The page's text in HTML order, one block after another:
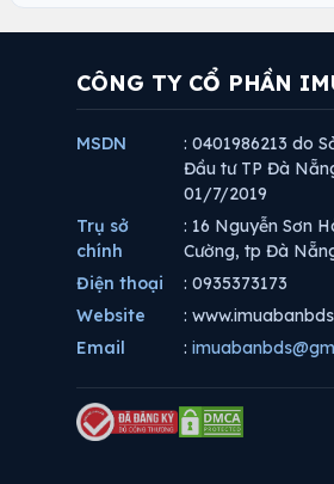
CÔNG TY CỔ PHẦN
MSDN
: 0401986213 do
Đầu tư TP Đà
01/7/2019
Trụ sở
chính
: 16 Nguyễn Sơn
Cường, tp Đà
Điện thoại
: 0935373173
Website
:
Email
: